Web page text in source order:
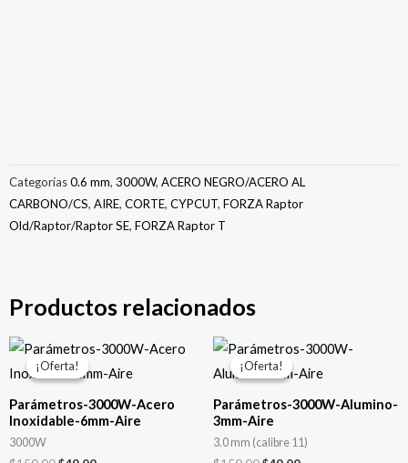
Categorías0.6 mm, 3000W, ACERO NEGRO/ACERO AL
CARBONO/CS, AIRE, CORTE, CYPCUT, FORZA Raptor
Old/Raptor/Raptor SE, FORZA Raptor T
Productos relacionados
¡Oferta!
¡Oferta!
Parámetros-3000W-Acero
Inoxidable-6mm-Aire
3000W
El
precio
original
$150.00.
El
precio
actual
$49.00.
¡Oferta!
¡Oferta!
Parámetros-3000W-Alumino-
3mm-Aire
3.0 mm (calibre 11)
El
precio
original
$150.00.
El
precio
actual
$49.00.